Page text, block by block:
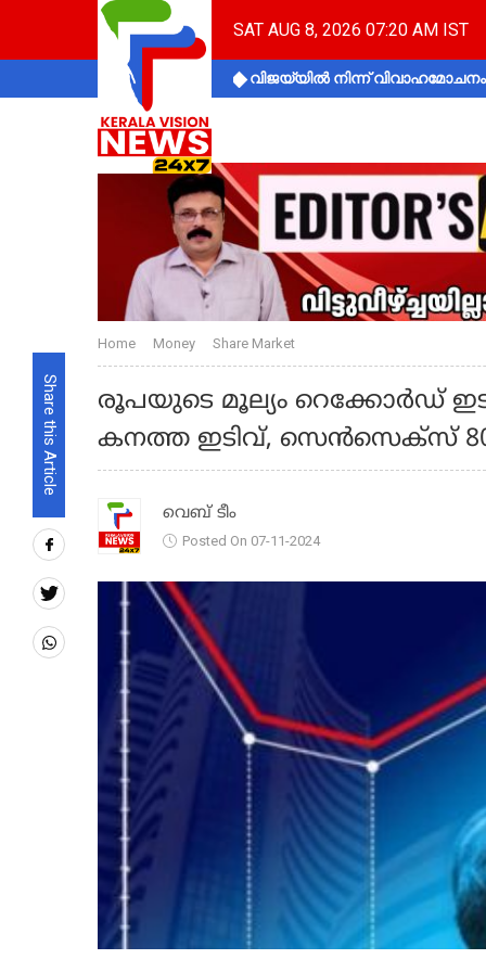
SAT AUG 8, 2026 07:20 AM IST
വിജയ്‌യിൽ നിന്ന്
Share this Article
Home Money Share Market
രൂപയുടെ മൂല്യം റെക്കോർഡ്
കനത്ത ഇടിവ്, സെന്‍സെക്‌സ്
വെബ് ടീം
Posted On 07-11-2024